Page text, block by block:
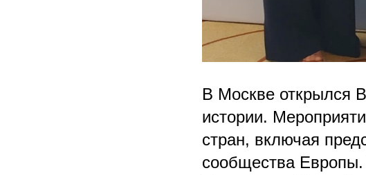
В Москве открылся
истории.
стран, включая
сообщества Европы.